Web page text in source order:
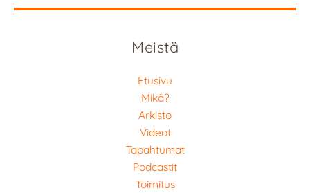
Meistä
Etusivu
Mikä?
Arkisto
Videot
Tapahtumat
Podcastit
Toimitus